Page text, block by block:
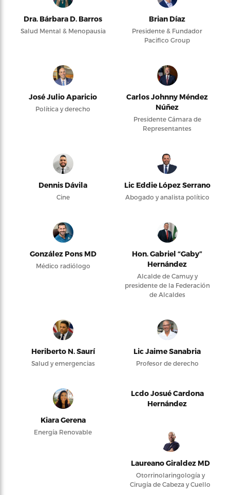
Dra. Bárbara D. Barros
Salud Mental & Menopausia
Brian Díaz
Presidente & Fundador
Pacifico Group
José Julio Aparicio
Política y derecho
Carlos Johnny Méndez
Núñez
Presidente Cámara de
Representantes
Dennis Dávila
Cine
Lic Eddie López Serrano
Abogado y analista político
González Pons MD
Médico radiólogo
Hon. Gabriel “Gaby”
Hernández
Alcalde de Camuy y
presidente de la Federación
de Alcaldes
Heriberto N. Saurí
Salud y emergencias
Lic Jaime Sanabria
Profesor de derecho
Kiara Gerena
Energía Renovable
Lcdo Josué Cardona
Hernández
Laureano Giraldez MD
Otorrinolaringología y
Cirugía de Cabeza y Cuello